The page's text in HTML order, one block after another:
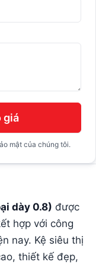
giá
mật của chúng tôi.
dày 0.8) được
hợp với công
nay. Kệ siêu thị
thiết kế đẹp,